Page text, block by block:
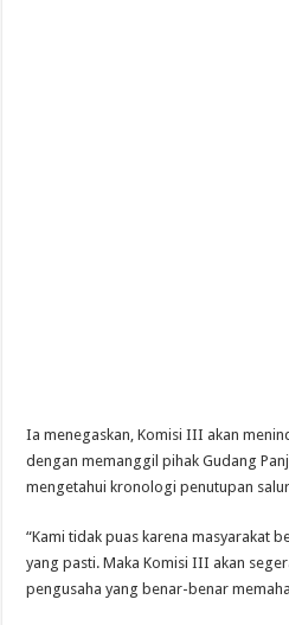
Ia menegaskan, Komisi III akan
dengan memanggil pihak Gudang
mengetahui kronologi penutupan
“Kami tidak puas karena masyarakat
yang pasti. Maka Komisi III akan
pengusaha yang benar-benar